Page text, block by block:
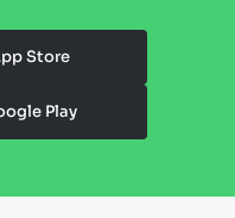
Store
Play